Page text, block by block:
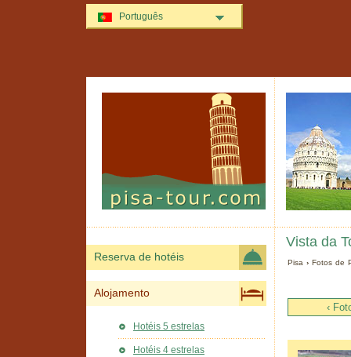
Vista da
Pisa ›Fotos de
‹
Reserva de hotéis
Alojamento
Hotéis 5 estrelas
Hotéis 4 estrelas
Português